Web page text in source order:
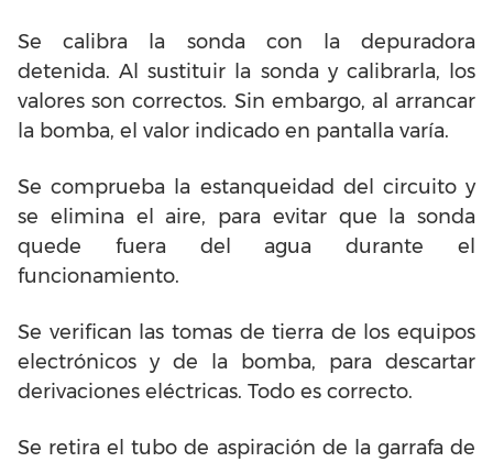
Se calibra la sonda con la depuradora
detenida. Al sustituir la sonda y calibrarla, los
valores son correctos. Sin embargo, al arrancar
la bomba, el valor indicado en pantalla varía.
Se comprueba la estanqueidad del circuito y
se elimina el aire, para evitar que la sonda
quede fuera del agua durante el
funcionamiento.
Se verifican las tomas de tierra de los equipos
electrónicos y de la bomba, para descartar
derivaciones eléctricas. Todo es correcto.
Se retira el tubo de aspiración de la garrafa de